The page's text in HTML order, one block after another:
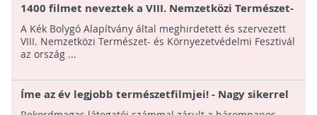
1400 filmet neveztek a VIII. Nemzetközi Természet-
és Környezetvédelmi Fesztiválra!
A Kék Bolygó Alapítvány által meghirdetett és szervezett
VIII. Nemzetközi Természet- és Környezetvédelmi Fesztivál
az ország ...
Íme az év legjobb természetfilmjei! - Nagy sikerrel
zárult az V. gödöllői természetfilm fesztivál